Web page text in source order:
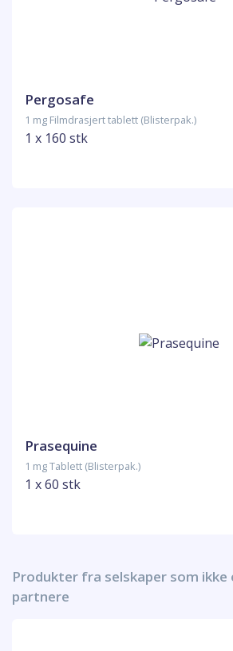
Pergosafe
1 mg Filmdrasjert tablett (Blisterpak.)
1 x 160 stk
Prasequine
1 mg Tablett (Blisterpak.)
1 x 60 stk
Produkter fra selskaper som ikke
partnere